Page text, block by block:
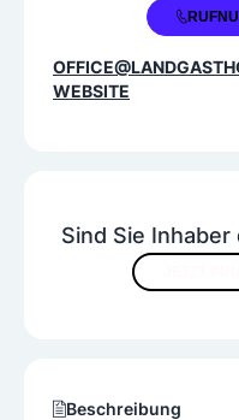
Sind Sie
Beschreibung
+43 7435 7584
WEBSITE